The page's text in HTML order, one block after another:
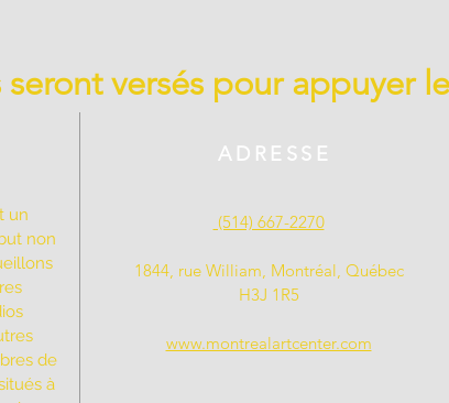
un
non
de
à
ADRESSE
(514) 667-2270
1844, rue William, Montréal, Québec
H3J 1R5
www.montrealartcenter.com
versés pour appuyer